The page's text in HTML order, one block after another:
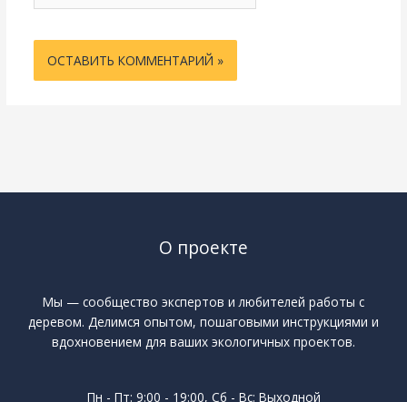
О проекте
Мы — сообщество экспертов и любителей работы с
деревом. Делимся опытом, пошаговыми инструкциями и
вдохновением для ваших экологичных проектов.
Пн - Пт: 9:00 - 19:00, Сб - Вс: Выходной